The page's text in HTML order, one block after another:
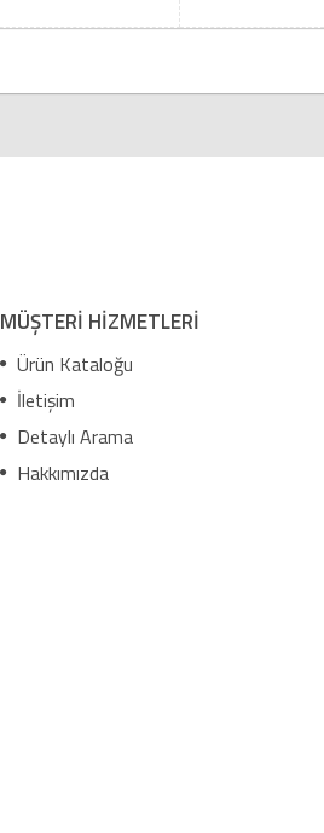
MÜŞTERİ HİZMETLERİ
Ürün Kataloğu
İletişim
Detaylı Arama
Hakkımızda